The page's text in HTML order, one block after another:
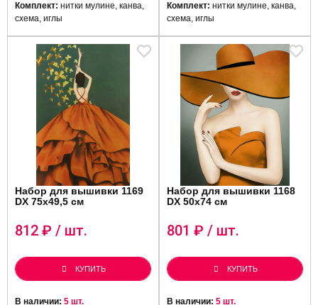
Комплект: нитки мулине, канва,
схема, иглы
Комплект: нитки мулине, канва,
схема, иглы
Набор для вышивки 1169
DX 75х49,5 см
812 ₽ / шт.
КУПИТЬ
В наличии: 5 шт.
Набор для вышивки 1168
DX 50х74 см
801 ₽ / шт.
КУПИТЬ
В наличии: 5 шт.